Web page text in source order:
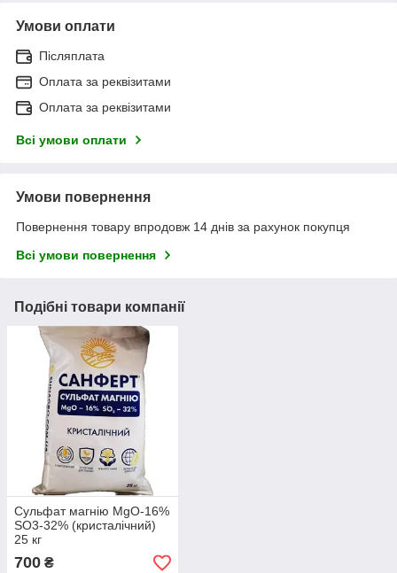
Умови оплати
Післяплата
Оплата за реквізитами
Оплата за реквізитами
Всі умови оплати
Умови повернення
Повернення товару впродовж 14 днів за рахунок покупця
Всі умови повернення
Подібні товари компанії
Сульфат магнію MgO-16%
SO3-32% (кристалічний)
25 кг
700 ₴